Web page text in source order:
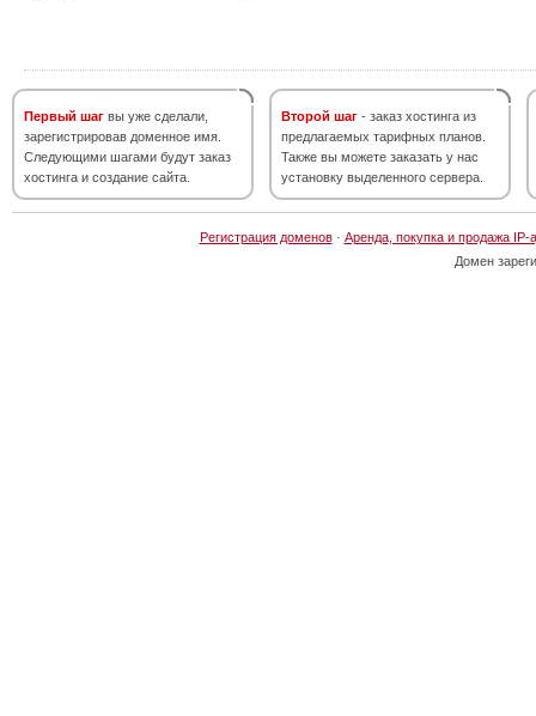
Первый шаг вы уже сделали,
зарегистрировав доменное имя.
Следующими шагами будут заказ
хостинга и создание сайта.
Второй шаг - заказ хостинга из
предлагаемых тарифных планов.
Также вы можете заказать у нас
установку выделенного сервера.
Регистрация доменов· Аренда, покупка и продажа IP-
Домен